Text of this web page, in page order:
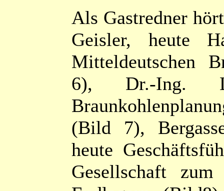
Als Gastredner
Geisler, heute
Mitteldeutschen
6), Dr.-Ing.
(Bild 7),
heute
Gesellschaft